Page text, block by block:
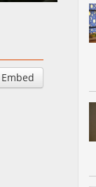
Embed